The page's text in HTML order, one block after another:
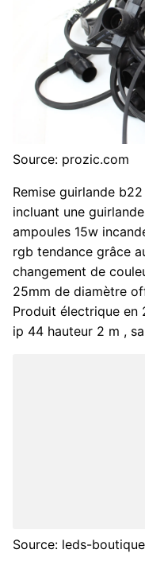
Source: prozic.com
Remise guirlande
incluant une
ampoules 15w
rgb tendance grâce
changement de
25mm de diamètre
Produit électrique en
ip 44 hauteur 2 m ,
Source: leds-